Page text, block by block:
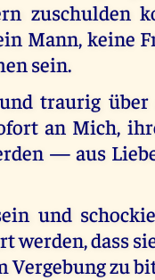
zuschulden
Mann, keine
sein.
traurig
an Mich,
— aus
und
werden, dass
Vergebung zu